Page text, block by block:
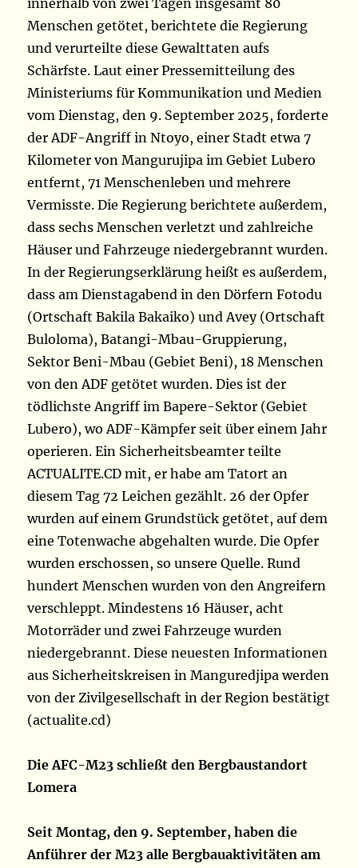
innerhalb von zwei Tagen insgesamt 80
Menschen getötet, berichtete die Regierung
und verurteilte diese Gewalttaten aufs
Schärfste. Laut einer Pressemitteilung des
Ministeriums für Kommunikation und Medien
vom Dienstag, den 9. September 2025, forderte
der ADF-Angriff in Ntoyo, einer Stadt etwa 7
Kilometer von Mangurujipa im Gebiet Lubero
entfernt, 71 Menschenleben und mehrere
Vermisste. Die Regierung berichtete außerdem,
dass sechs Menschen verletzt und zahlreiche
Häuser und Fahrzeuge niedergebrannt wurden.
In der Regierungserklärung heißt es außerdem,
dass am Dienstagabend in den Dörfern Fotodu
(Ortschaft Bakila Bakaiko) und Avey (Ortschaft
Buloloma), Batangi-Mbau-Gruppierung,
Sektor Beni-Mbau (Gebiet Beni), 18 Menschen
von den ADF getötet wurden. Dies ist der
tödlichste Angriff im Bapere-Sektor (Gebiet
Lubero), wo ADF-Kämpfer seit über einem Jahr
operieren. Ein Sicherheitsbeamter teilte
ACTUALITE.CD mit, er habe am Tatort an
diesem Tag 72 Leichen gezählt. 26 der Opfer
wurden auf einem Grundstück getötet, auf dem
eine Totenwache abgehalten wurde. Die Opfer
wurden erschossen, so unsere Quelle. Rund
hundert Menschen wurden von den Angreifern
verschleppt. Mindestens 16 Häuser, acht
Motorräder und zwei Fahrzeuge wurden
niedergebrannt. Diese neuesten Informationen
aus Sicherheitskreisen in Manguredjipa werden
von der Zivilgesellschaft in der Region bestätigt
(actualite.cd)
Die AFC-M23 schließt den Bergbaustandort
Lomera
Seit Montag, den 9. September, haben die
Anführer der M23 alle Bergbauaktivitäten am